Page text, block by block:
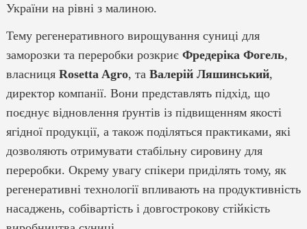
України на рівні з малиною.
Тему регенеративного вирощування суниці для
заморозки та переробки розкриє Фредеріка Фогель,
власниця Rosetta Agro, та Валерій Ляшинський,
директор компанії. Вони представлять підхід, що
поєднує відновлення ґрунтів із підвищенням якості
ягідної продукції, а також поділяться практиками, які
дозволяють отримувати стабільну сировину для
переробки. Окрему увагу спікери приділять тому, як
регенеративні технології впливають на продуктивність
насаджень, собівартість і довгострокову стійкість